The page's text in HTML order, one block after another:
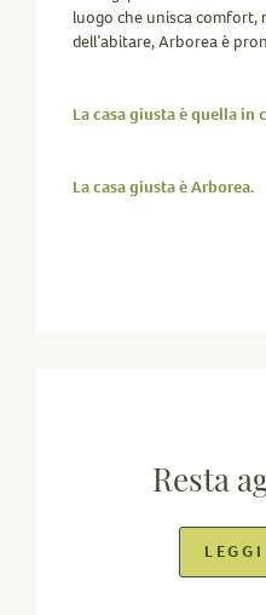
luogo che unisca comfort,
dell’abitare, Arborea è
La casa giusta è quella
La casa giusta è Arborea.
Resta